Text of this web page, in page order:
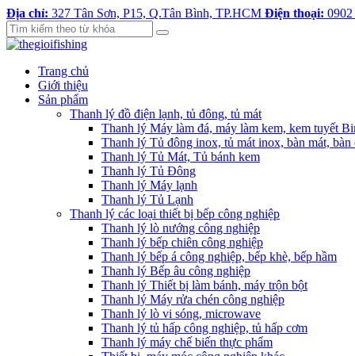
Địa chỉ: 327 Tân Sơn, P15, Q.Tân Bình, TP.HCM Điện thoại:
Trang chủ
Giới thiệu
Sản phẩm
Thanh lý đồ điện lạnh, tủ đông, tủ mát
Thanh lý Máy làm đá, máy làm kem, kem tuyết
Thanh lý Tủ đông inox, tủ mát inox, bàn mát, bàn
Thanh lý Tủ Mát, Tủ bánh kem
Thanh lý Tủ Đông
Thanh lý Máy lạnh
Thanh lý Tủ Lạnh
Thanh lý các loại thiết bị bếp công nghiệp
Thanh lý lò nướng công nghiệp
Thanh lý bếp chiên công nghiệp
Thanh lý bếp á công nghiệp, bếp khè, bếp hầm
Thanh lý Bếp âu công nghiệp
Thanh lý Thiết bị làm bánh, máy trộn bột
Thanh lý Máy rửa chén công nghiệp
Thanh lý lò vi sóng, microwave
Thanh lý tủ hấp công nghiệp, tủ hấp cơm
Thanh lý máy chế biến thực phẩm